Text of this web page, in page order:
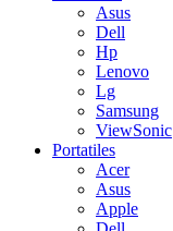
Asus
Dell
Hp
Lenovo
Lg
Samsung
ViewSonic
Portatiles
Acer
Asus
Apple